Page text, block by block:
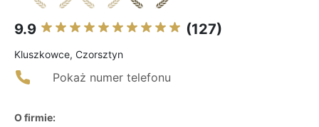
9.9 (127)
Kluszkowce, Czorsztyn
Pokaż numer telefonu
O firmie: